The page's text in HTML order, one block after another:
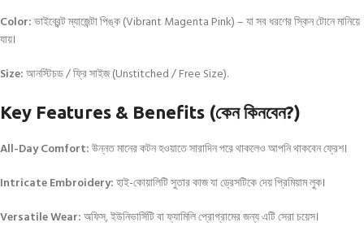
Color:ভাইব্রেন্ট ম্যাজেন্টা পিঙ্ক (Vibrant Magenta Pink) – যা সব ধরণের স্কিন টোনে মানিয়ে
যায়।
Size:আনস্টিচড / ফ্রি সাইজ (Unstitched / Free Size).
Key Features & Benefits (কেন কিনবেন?)
All-Day Comfort:উন্নত মানের কটন হওয়াতে সারাদিন পরে থাকলেও আপনি থাকবেন ফ্রেশ।
Intricate Embroidery:হাই-কোয়ালিটি সুতার কাজ যা ড্রেসটিকে দেয় প্রিমিয়াম লুক।
Versatile Wear:অফিস, ইউনিভার্সিটি বা ফ্যামিলি প্রোগ্রামের জন্য এটি সেরা চয়েস।